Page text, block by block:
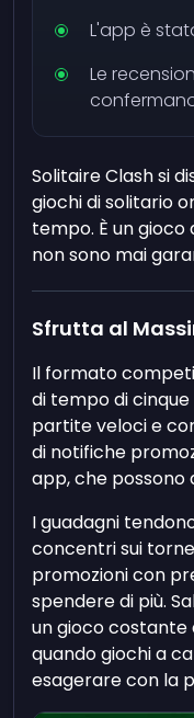
L'app è
Le
Solitaire Clash si
giochi di solitario
tempo. È un gioco
non sono mai
Sfrutta al
Il formato
di tempo di
partite veloci e
di notifiche
app, che possono
I guadagni
concentri sui
promozioni con
spendere di più.
un gioco
quando giochi a
esagerare con la